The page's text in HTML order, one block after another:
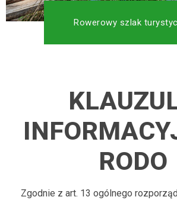
Rowerowy szlak
RODO
Zgodnie z art. 13 ogólnego